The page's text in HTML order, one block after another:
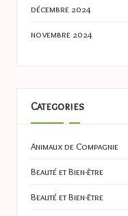
décembre 2024
novembre 2024
Categories
Animaux de Compagnie
Beauté et Bien-être
Beauté et Bien-être